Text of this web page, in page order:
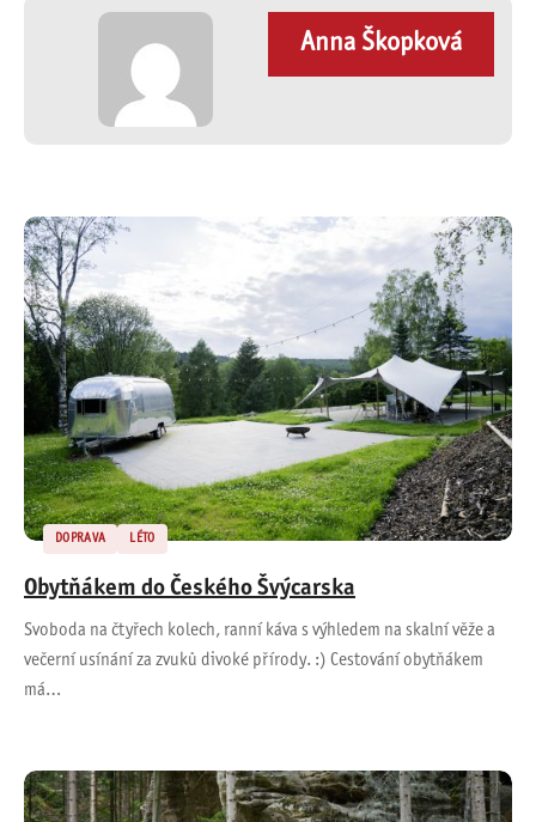
Anna Škopková
DOPRAVA LÉTO
Obytňákem do Českého Švýcarska
Svoboda na čtyřech kolech, ranní káva s výhledem na skalní věže a
večerní usínání za zvuků divoké přírody. :) Cestování obytňákem
má…